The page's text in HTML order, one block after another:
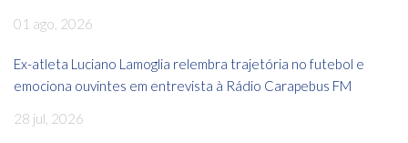
01 ago, 2026
Ex-atleta Luciano Lamoglia relembra trajetória no futebol e
emociona ouvintes em entrevista à Rádio Carapebus FM
28 jul, 2026